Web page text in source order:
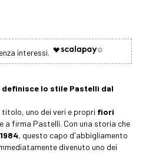
definisce lo stile Pastelli dal
titolo, uno dei veri e propri fiori
a firma Pastelli. Con una storia che
, questo capo d'abbigliamento
divenuto uno dei